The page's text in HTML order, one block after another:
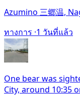
Azumino 三郷温,
ทางการ ·1 วันที่แล้ว
One bear was
City, around 10:35